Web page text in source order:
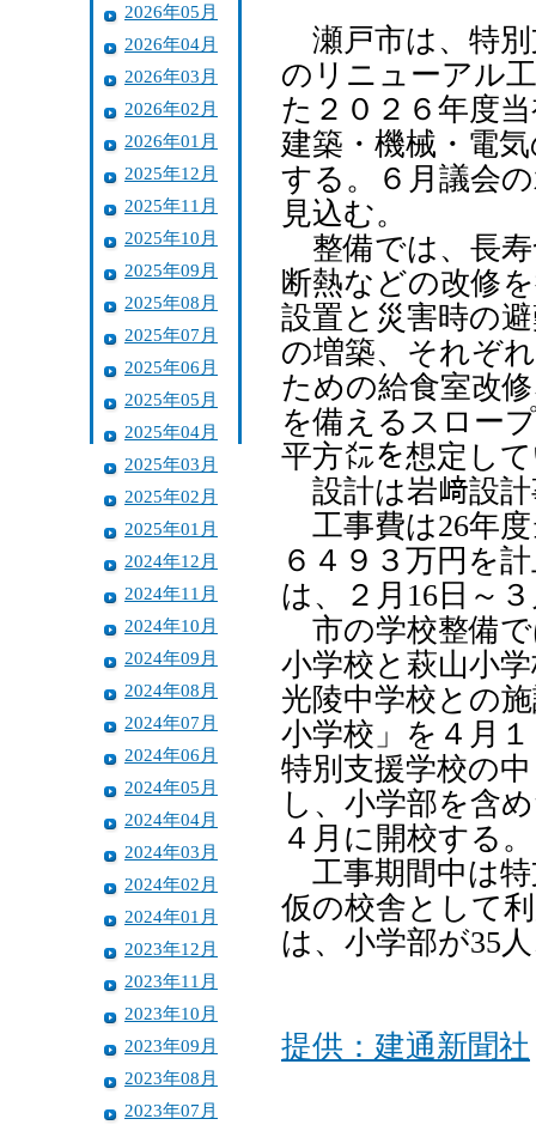
2026年05月
2026年04月
2026年03月
2026年02月
2026年01月
2025年12月
2025年11月
2025年10月
2025年09月
2025年08月
2025年07月
2025年06月
2025年05月
2025年04月
2025年03月
2025年02月
2025年01月
2024年12月
2024年11月
2024年10月
2024年09月
2024年08月
2024年07月
2024年06月
2024年05月
2024年04月
2024年03月
2024年02月
2024年01月
2023年12月
2023年11月
2023年10月
2023年09月
2023年08月
2023年07月
瀬戸市は、特別
のリニューアル
た２０２６年度
建築・機械・電
する。６月議会
見込む。
整備では、長寿
断熱などの改修
設置と災害時の
の増築、それぞ
ための給食室改
を備えるスロー
平方㍍を想定し
設計は岩﨑設計
工事費は26年度
６４９３万円を
は、２月16日～
市の学校整備で
小学校と萩山小
光陵中学校との
小学校」を４月
特別支援学校の
し、小学部を含
４月に開校する。
工事期間中は特
仮の校舎として
は、小学部が35
提供：建通新聞社